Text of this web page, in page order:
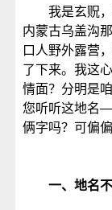
我是玄贶，
内蒙古乌盖沟
口人野外露营
了下来。我这
情面？分明是
您听听这地名
俩字吗？可偏
一、地名